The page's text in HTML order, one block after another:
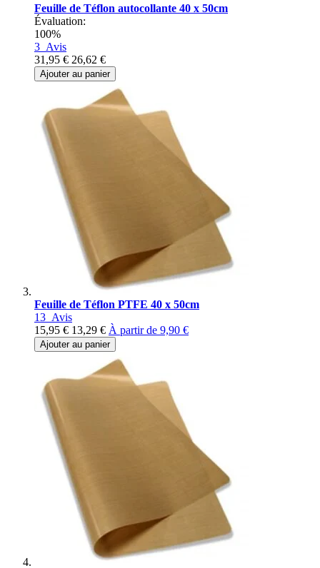
Feuille de Téflon autocollante 40 x 50cm
Évaluation:
100%
3 Avis
31,95 € 26,62 €
Ajouter au panier
Feuille de Téflon PTFE 40 x 50cm
13 Avis
15,95 € 13,29 € À partir de 9,90 €
Ajouter au panier